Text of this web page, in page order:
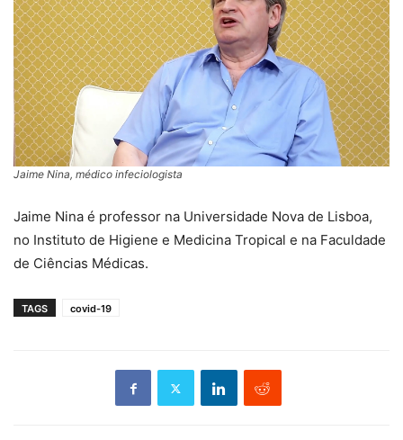
Jaime Nina, médico infeciologista
Jaime Nina é professor na Universidade Nova de Lisboa,
no Instituto de Higiene e Medicina Tropical e na Faculdade
de Ciências Médicas.
TAGS covid-19